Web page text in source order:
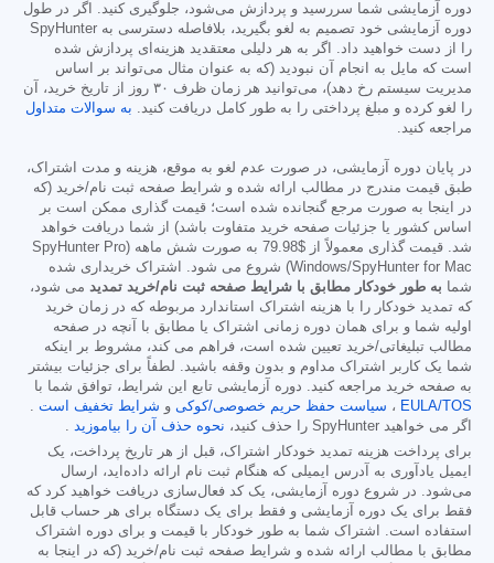
دوره آزمایشی شما سررسید و پردازش می‌شود، جلوگیری کنید. اگر در طول
دوره آزمایشی خود تصمیم به لغو بگیرید، بلافاصله دسترسی به SpyHunter
را از دست خواهید داد. اگر به هر دلیلی معتقدید هزینه‌ای پردازش شده
است که مایل به انجام آن نبودید (که به عنوان مثال می‌تواند بر اساس
مدیریت سیستم رخ دهد)، می‌توانید هر زمان ظرف ۳۰ روز از تاریخ خرید، آن
را لغو کرده و مبلغ پرداختی را به طور کامل دریافت کنید. به سوالات متداول
مراجعه کنید.
در پایان دوره آزمایشی، در صورت عدم لغو به موقع، هزینه و مدت اشتراک،
طبق قیمت مندرج در مطالب ارائه شده و شرایط صفحه ثبت نام/خرید (که
در اینجا به صورت مرجع گنجانده شده است؛ قیمت گذاری ممکن است بر
اساس کشور یا جزئیات صفحه خرید متفاوت باشد) از شما دریافت خواهد
شد. قیمت گذاری معمولاً از $79.98
به صورت شش ماهه (SpyHunter Pro
Windows/SpyHunter for Mac) شروع می شود. اشتراک خریداری شده
شما به طور خودکار مطابق با شرایط صفحه ثبت نام/خرید تمدید می شود،
که تمدید خودکار را با هزینه اشتراک استاندارد مربوطه که در زمان خرید
اولیه شما و برای همان دوره زمانی اشتراک یا مطابق با آنچه در صفحه
مطالب تبلیغاتی/خرید تعیین شده است، فراهم می کند، مشروط بر اینکه
شما یک کاربر اشتراک مداوم و بدون وقفه باشید. لطفاً برای جزئیات بیشتر
به صفحه خرید مراجعه کنید. دوره آزمایشی تابع این شرایط، توافق شما با
EULA/TOS ، سیاست حفظ حریم خصوصی/کوکی و شرایط تخفیف است .
اگر می خواهید SpyHunter را حذف کنید،
نحوه حذف آن را بیاموزید .
برای پرداخت هزینه تمدید خودکار اشتراک، قبل از هر تاریخ پرداخت، یک
ایمیل یادآوری به آدرس ایمیلی که هنگام ثبت نام ارائه داده‌اید، ارسال
می‌شود. در شروع دوره آزمایشی، یک کد فعال‌سازی دریافت خواهید کرد که
فقط برای یک دوره آزمایشی و فقط برای یک دستگاه برای هر حساب قابل
استفاده است. اشتراک شما به طور خودکار با قیمت و برای دوره اشتراک
مطابق با مطالب ارائه شده و شرایط صفحه ثبت نام/خرید (که در اینجا به